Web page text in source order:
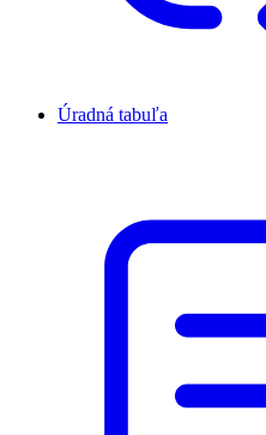
Úradná tabuľa